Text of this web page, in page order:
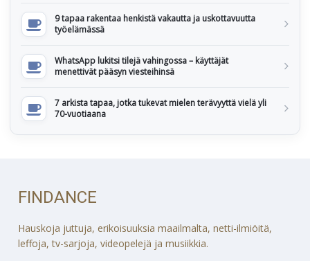
9 tapaa rakentaa henkistä vakautta ja uskottavuutta
työelämässä
WhatsApp lukitsi tilejä vahingossa – käyttäjät
menettivät pääsyn viesteihinsä
7 arkista tapaa, jotka tukevat mielen terävyyttä vielä yli
70-vuotiaana
FINDANCE
Hauskoja juttuja, erikoisuuksia maailmalta, netti-ilmiöitä,
leffoja, tv-sarjoja, videopelejä ja musiikkia.